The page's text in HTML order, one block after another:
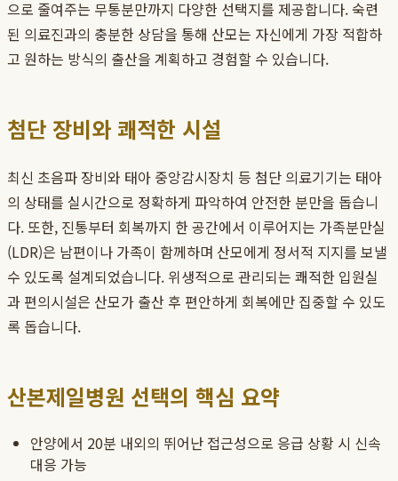
으로 줄여주는 무통분만까지 다양한 선택지를 제공합니다. 숙련
된 의료진과의 충분한 상담을 통해 산모는 자신에게 가장 적합하
고 원하는 방식의 출산을 계획하고 경험할 수 있습니다.
첨단 장비와 쾌적한 시설
최신 초음파 장비와 태아 중앙감시장치 등 첨단 의료기기는 태아
의 상태를 실시간으로 정확하게 파악하여 안전한 분만을 돕습니
다. 또한, 진통부터 회복까지 한 공간에서 이루어지는 가족분만실
(LDR)은 남편이나 가족이 함께하며 산모에게 정서적 지지를 보낼
수 있도록 설계되었습니다. 위생적으로 관리되는 쾌적한 입원실
과 편의시설은 산모가 출산 후 편안하게 회복에만 집중할 수 있도
록 돕습니다.
산본제일병원 선택의 핵심 요약
안양에서 20분 내외의 뛰어난 접근성으로 응급 상황 시 신속
대응 가능